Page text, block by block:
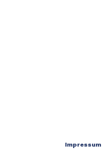
Impressum